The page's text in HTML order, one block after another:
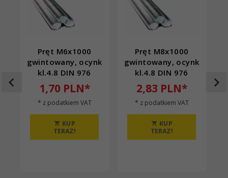
Pręt M6x1000
gwintowany, ocynk
kl.4.8 DIN 976
1,70 PLN*
* z podatkiem VAT
KUP
TERAZ!
Pręt M8x1000
gwintowany, ocynk
kl.4.8 DIN 976
2,83 PLN*
* z podatkiem VAT
KUP
TERAZ!